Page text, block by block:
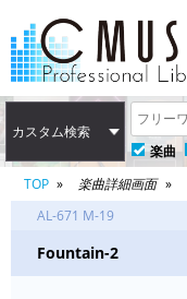
カスタム検索
楽曲
TOP
楽曲詳細画面
AL-671 M-19
Fountain-2